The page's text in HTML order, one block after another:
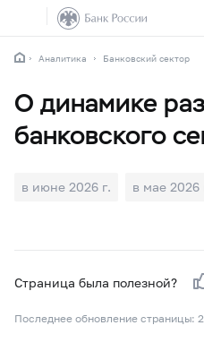
Аналитика Банковский сектор
О динамике
банковского
в июне 2026 г. в мае 2026
Страница была полезной?
Последнее обновление страницы: